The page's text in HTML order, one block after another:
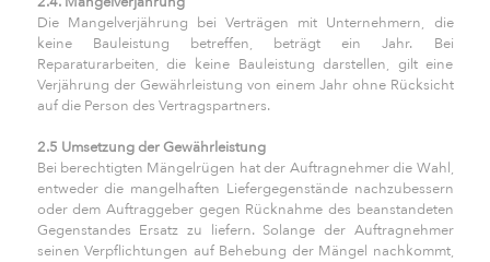
Die Mangelverjährung bei Verträgen mit Unternehmern, die
keine Bauleistung betreffen, beträgt ein Jahr. Bei
Reparaturarbeiten, die keine Bauleistung darstellen, gilt eine
Verjährung der Gewährleistung von einem Jahr ohne Rücksicht
auf die Person des Vertragspartners.
2.5 Umsetzung der Gewährleistung
Bei berechtigten Mängelrügen hat der Auftragnehmer die Wahl,
entweder die mangelhaften Liefergegenstände nachzubessern
oder dem Auftraggeber gegen Rücknahme des beanstandeten
Gegenstandes Ersatz zu liefern. Solange der Auftragnehmer
seinen Verpflichtungen auf Behebung der Mängel nachkommt,